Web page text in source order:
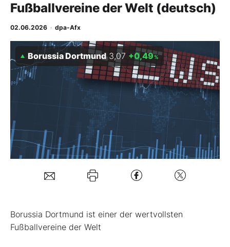
BO-Musterdepots
Experten
Mein Konto
Fußballvereine der Welt (deutsch)
02.06.2026 · dpa-Afx
Borussia Dortmund 3,07 +0,49%
Borussia Dortmund ist einer der wertvollsten
Fußballvereine der Welt